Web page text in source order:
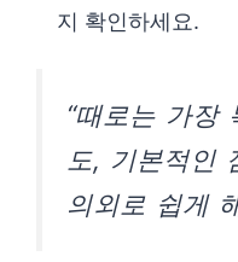
지 확인하세요.
“때로는 가장
도, 기본적인
의외로 쉽게